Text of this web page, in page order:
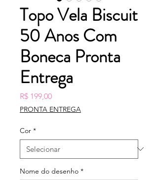
Topo Vela Biscuit
50 Anos Com
Boneca Pronta
Entrega
R$ 199,00Preço
PRONTA ENTREGA
Cor *
Nome do desenho *